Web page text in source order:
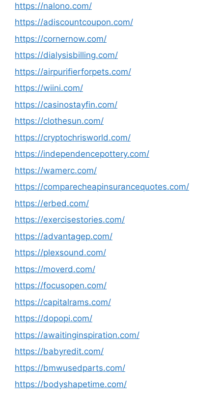
https://nalono.com/
https://adiscountcoupon.com/
https://cornernow.com/
https://dialysisbilling.com/
https://airpurifierforpets.com/
https://wiini.com/
https://casinostayfin.com/
https://clothesun.com/
https://cryptochrisworld.com/
https://independencepottery.com/
https://wamerc.com/
https://comparecheapinsurancequotes.com/
https://erbed.com/
https://exercisestories.com/
https://advantagep.com/
https://plexsound.com/
https://moverd.com/
https://focusopen.com/
https://capitalrams.com/
https://dopopi.com/
https://awaitinginspiration.com/
https://babyredit.com/
https://bmwusedparts.com/
https://bodyshapetime.com/